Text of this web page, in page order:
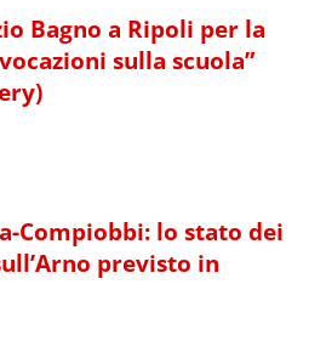
Bagno a Ripoli per la
sulla scuola”
Compiobbi: lo stato dei
previsto in